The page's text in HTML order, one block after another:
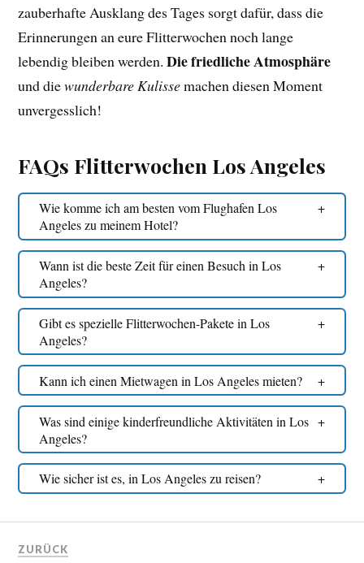
zauberhafte Ausklang des Tages sorgt dafür, dass die
Erinnerungen an eure Flitterwochen noch lange
lebendig bleiben werden.Die friedliche Atmosphäre
und diewunderbare Kulissemachen diesen Moment
unvergesslich!
FAQs Flitterwochen Los Angeles
Wie komme ich am besten vom Flughafen Los
Angeles zu meinem Hotel?
Wann ist die beste Zeit für einen Besuch in Los
Angeles?
Gibt es spezielle Flitterwochen-Pakete in Los
Angeles?
Kann ich einen Mietwagen in Los Angeles mieten?
Was sind einige kinderfreundliche Aktivitäten in Los
Angeles?
Wie sicher ist es, in Los Angeles zu reisen?
ZURÜCK